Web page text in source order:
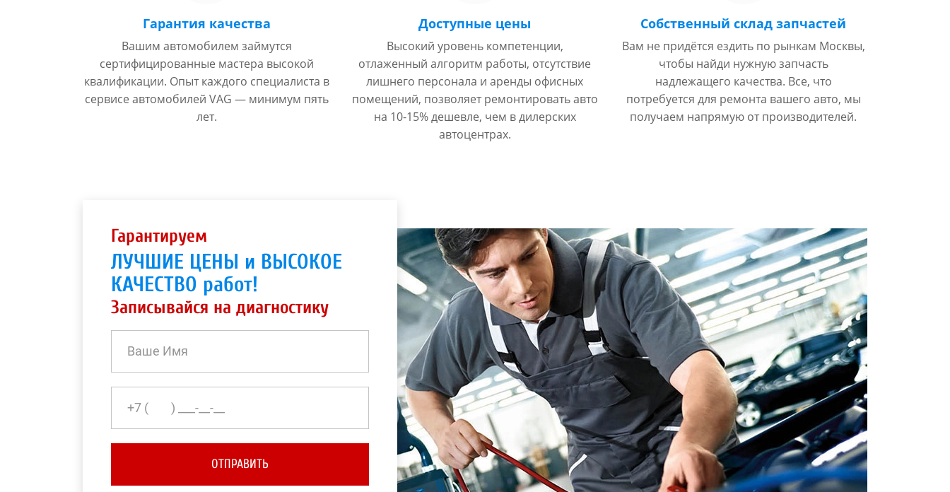
Гарантия качества
Вашим автомобилем займутся
сертифицированные мастера высокой
квалификации. Опыт каждого специалиста в
сервисе автомобилей VAG — минимум пять
лет.
Доступные цены
Высокий уровень компетенции,
отлаженный алгоритм работы, отсутствие
лишнего персонала и аренды офисных
помещений, позволяет ремонтировать авто
на 10-15% дешевле, чем в дилерских
автоцентрах.
Собственный склад запчастей
Вам не придётся ездить по рынкам Москвы,
чтобы найди нужную запчасть
надлежащего качества. Все, что
потребуется для ремонта вашего авто, мы
получаем напрямую от производителей.
Гарантируем
ЛУЧШИЕ ЦЕНЫ и ВЫСОКОЕ
КАЧЕСТВО работ!
Записывайся на диагностику
ОТПРАВИТЬ